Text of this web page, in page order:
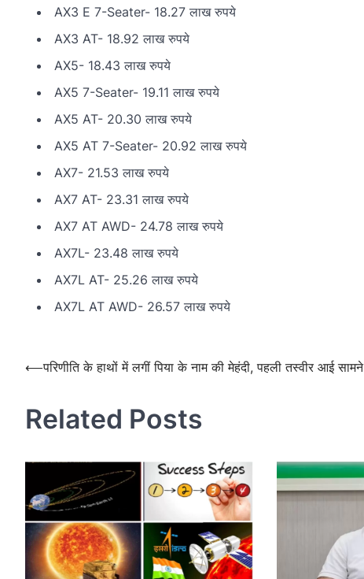
AX3 E 7-Seater- 18.27 लाख रुपये
AX3 AT- 18.92 लाख रुपये
AX5- 18.43 लाख रुपये
AX5 7-Seater- 19.11 लाख रुपये
AX5 AT- 20.30 लाख रुपये
AX5 AT 7-Seater- 20.92 लाख रुपये
AX7- 21.53 लाख रुपये
AX7 AT- 23.31 लाख रुपये
AX7 AT AWD- 24.78 लाख रुपये
AX7L- 23.48 लाख रुपये
AX7L AT- 25.26 लाख रुपये
AX7L AT AWD- 26.57 लाख रुपये
navigation
Post
⟵परिणीति के हाथों में लगीं पिया के नाम की मेहंदी, पहली तस्वीर आई सामने
Related Posts